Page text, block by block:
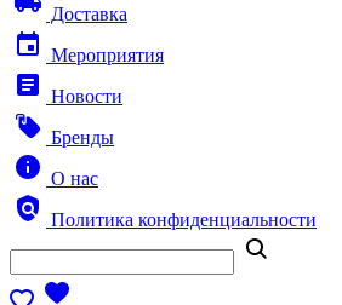
Доставка
Мероприятия
Новости
Бренды
О нас
Политика конфиденциальности